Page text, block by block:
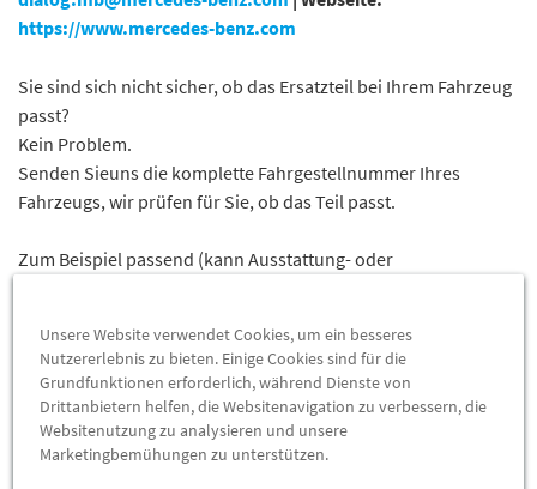
https://www.mercedes-benz.com
Sie sind sich nicht sicher, ob das Ersatzteil bei Ihrem Fahrzeug
passt?
Kein Problem.
Senden Sieuns die komplette Fahrgestellnummer Ihres
Fahrzeugs, wir prüfen für Sie, ob das Teil passt.
Zum Beispiel passend (kann Ausstattung- oder
638014 (VITO 113)
638034 (VITO 114)
638064 (VITO 108 D)
638068 (108 D)
Unsere Website verwendet Cookies, um ein besseres
Nutzererlebnis zu bieten. Einige Cookies sind für die
Grundfunktionen erforderlich, während Dienste von
Drittanbietern helfen, die Websitenavigation zu verbessern, die
Websitenutzung zu analysieren und unsere
Marketingbemühungen zu unterstützen.